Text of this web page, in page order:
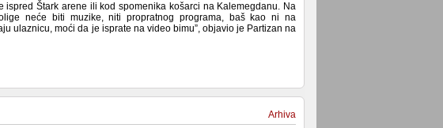
ispred Štark arene ili kod spomenika košarci na Kalemegdanu. Na
neće biti muzike, niti propratnog programa, baš kao ni na
ulaznicu, moći da je isprate na video bimu”, objavio je Partizan na
Arhiva